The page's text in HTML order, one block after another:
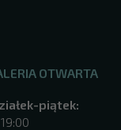
OTWARTA
piątek: